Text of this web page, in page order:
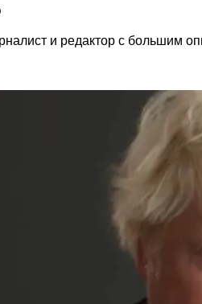
и редактор с большим